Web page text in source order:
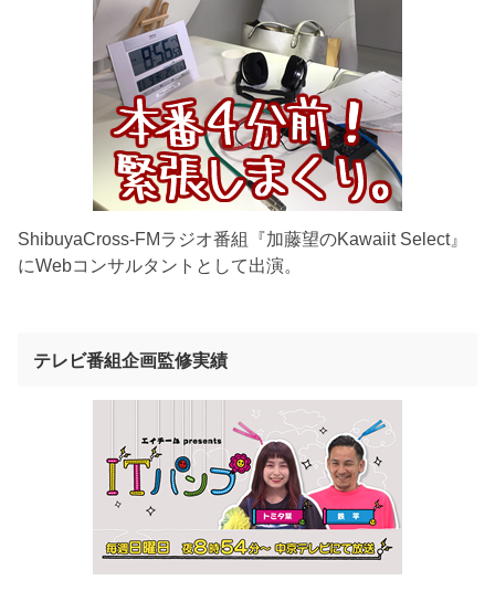
ShibuyaCross-FMラジオ番組『加藤望のKawaiit Select』
にWebコンサルタントとして出演。
テレビ番組企画監修実績